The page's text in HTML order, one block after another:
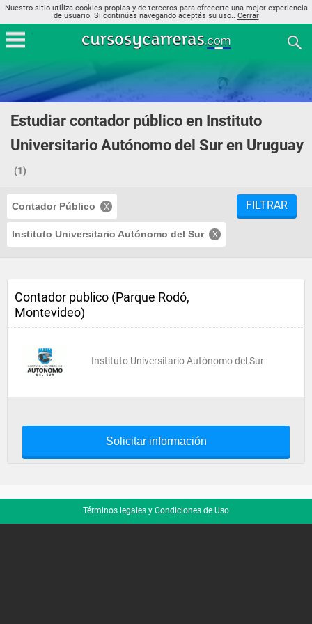
Nuestro sitio utiliza cookies propias y de terceros para ofrecerte una mejor experiencia
de usuario. Si continúas navegando aceptás su uso.. Cerrar
Estudiar contador público en Instituto
Universitario Autónomo del Sur en Uruguay
(1)
Contador Público
Instituto Universitario Autónomo del Sur
FILTRAR
Contador publico (Parque Rodó,
Montevideo)
Instituto Universitario Autónomo del Sur
Solicitar información
Términos legales y Condiciones de Uso